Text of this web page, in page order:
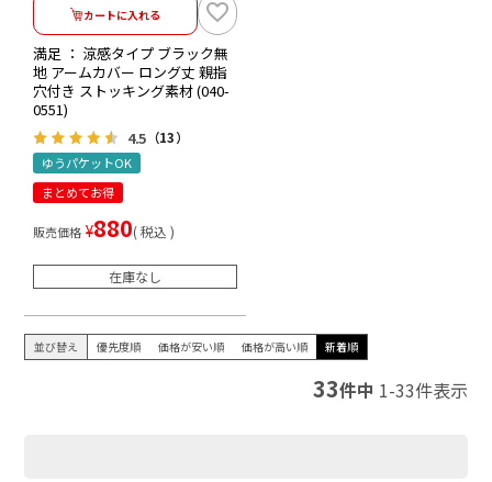
カートに入れる
満足 ： 涼感タイプ ブラック無
地 アームカバー ロング丈 親指
穴付き ストッキング素材 (040-
0551)
4.5 （13）
ゆうパケットOK
まとめてお得
販売価格 ¥880 税込
在庫なし
並び替え 優先度順 価格が安い順 価格が高い順 新着順
33件中 1-33件表示